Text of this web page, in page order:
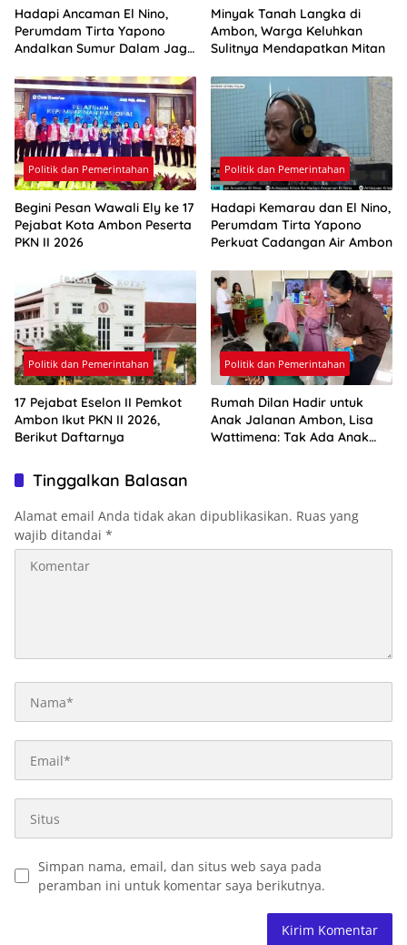
Hadapi Ancaman El Nino,
Perumdam Tirta Yapono
Andalkan Sumur Dalam Jaga
Minyak Tanah Langka di
Ambon, Warga Keluhkan
Sulitnya Mendapatkan Mitan
Politik dan Pemerintahan
Begini Pesan Wawali Ely ke 17
Pejabat Kota Ambon Peserta
PKN II 2026
Politik dan Pemerintahan
Hadapi Kemarau dan El Nino,
Perumdam Tirta Yapono
Perkuat Cadangan Air Ambon
Politik dan Pemerintahan
17 Pejabat Eselon II Pemkot
Ambon Ikut PKN II 2026,
Berikut Daftarnya
Politik dan Pemerintahan
Rumah Dilan Hadir untuk
Anak Jalanan Ambon, Lisa
Wattimena: Tak Ada Anak
Tinggalkan Balasan
Alamat email Anda tidak akan dipublikasikan. Ruas yang
wajib ditandai *
Simpan nama, email, dan situs web saya pada
peramban ini untuk komentar saya berikutnya.